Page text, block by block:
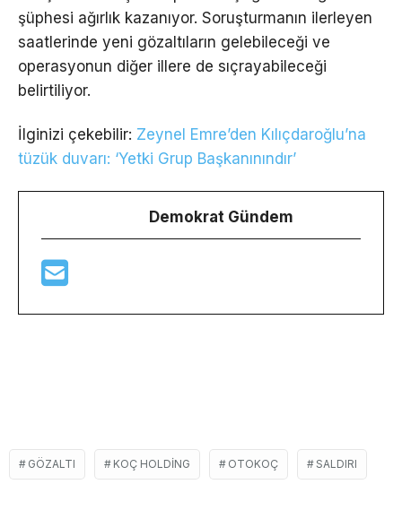
şüphesi ağırlık kazanıyor. Soruşturmanın ilerleyen
saatlerinde yeni gözaltıların gelebileceği ve
operasyonun diğer illere de sıçrayabileceği
belirtiliyor.
İlginizi çekebilir: Zeynel Emre’den Kılıçdaroğlu’na
tüzük duvarı: ‘Yetki Grup Başkanınındır’
Demokrat Gündem
GÖZALTI KOÇ HOLDING OTOKOÇ SALDIRI